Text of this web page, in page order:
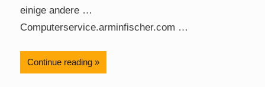
einige andere …
Computerservice.arminfischer.com …
Continue reading